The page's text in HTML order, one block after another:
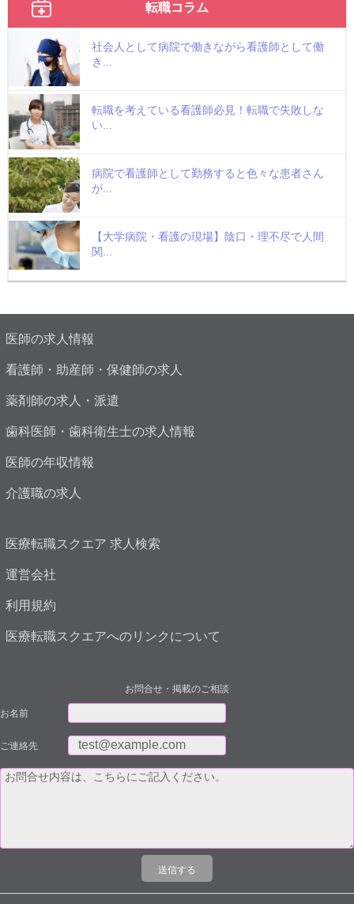
転職コラム
社会人として病院で働きながら看護師として働
き...
転職を考えている看護師必見！転職で失敗しな
い...
病院で看護師として勤務すると色々な患者さん
が...
【大学病院・看護の現場】陰口・理不尽で人間
関...
医師の求人情報
看護師・助産師・保健師の求人
薬剤師の求人・派遣
歯科医師・歯科衛生士の求人情報
医師の年収情報
介護職の求人
医療転職スクエア 求人検索
運営会社
利用規約
医療転職スクエアへのリンクについて
お問合せ・掲載のご相談
お名前
ご連絡先